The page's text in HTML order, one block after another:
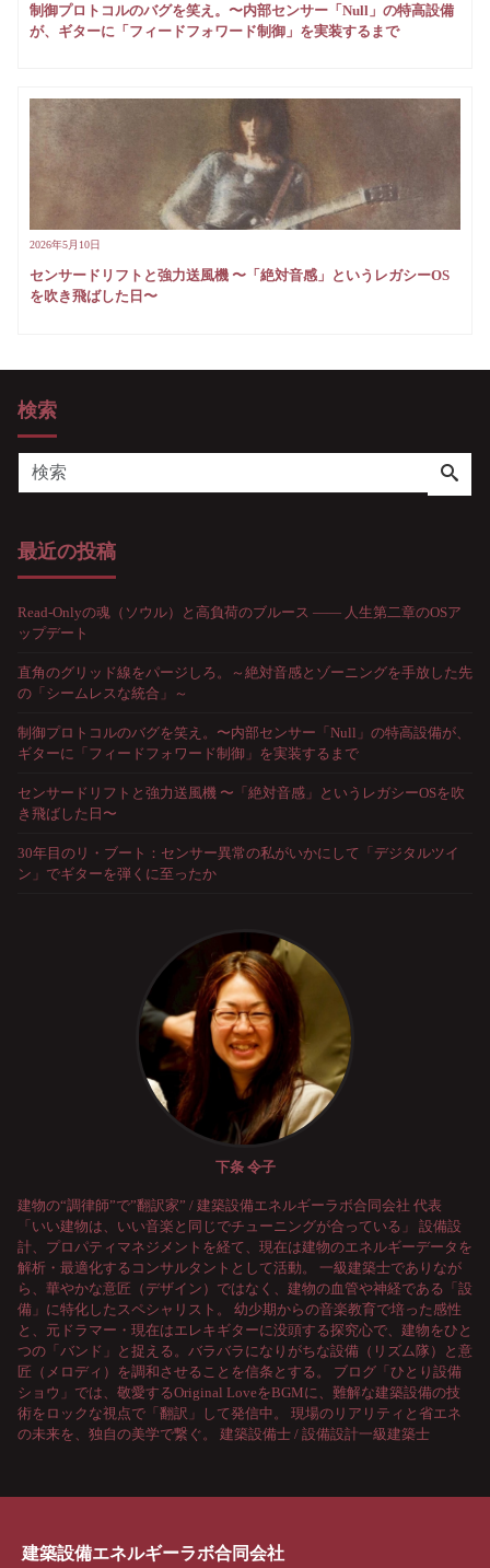
制御プロトコルのバグを笑え。〜内部センサー「Null」の特高設備
が、ギターに「フィードフォワード制御」を実装するまで
2026年5月10日
センサードリフトと強力送風機 〜「絶対音感」というレガシーOS
を吹き飛ばした日〜
検索
最近の投稿
Read-Onlyの魂（ソウル）と高負荷のブルース —— 人生第二章のOSア
ップデート
直角のグリッド線をパージしろ。～絶対音感とゾーニングを手放した先
の「シームレスな統合」～
制御プロトコルのバグを笑え。〜内部センサー「Null」の特高設備が、
ギターに「フィードフォワード制御」を実装するまで
センサードリフトと強力送風機 〜「絶対音感」というレガシーOSを吹
き飛ばした日〜
30年目のリ・ブート：センサー異常の私がいかにして「デジタルツイ
ン」でギターを弾くに至ったか
下条 令子
建物の“調律師”で”翻訳家” / 建築設備エネルギーラボ合同会社 代表
「いい建物は、いい音楽と同じでチューニングが合っている」 設備設
計、プロパティマネジメントを経て、現在は建物のエネルギーデータを
解析・最適化するコンサルタントとして活動。 一級建築士でありなが
ら、華やかな意匠（デザイン）ではなく、建物の血管や神経である「設
備」に特化したスペシャリスト。 幼少期からの音楽教育で培った感性
と、元ドラマー・現在はエレキギターに没頭する探究心で、建物をひと
つの「バンド」と捉える。バラバラになりがちな設備（リズム隊）と意
匠（メロディ）を調和させることを信条とする。 ブログ「ひとり設備
ショウ」では、敬愛するOriginal LoveをBGMに、難解な建築設備の技
術をロックな視点で「翻訳」して発信中。 現場のリアリティと省エネ
の未来を、独自の美学で繋ぐ。 建築設備士 / 設備設計一級建築士
建築設備エネルギーラボ合同会社